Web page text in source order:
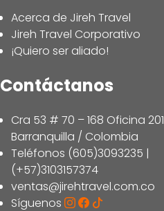
Acerca de Jireh Travel
Jireh Travel Corporativo
¡Quiero ser aliado!
Contáctanos
Cra 53 # 70 – 168 Oficina 201
Barranquilla / Colombia
Teléfonos (605)3093235 |
(+57)3103157374
ventas@jirehtravel.com.co
Síguenos